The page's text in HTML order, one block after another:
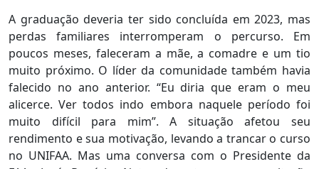
A graduação deveria ter sido concluída em 2023, mas
perdas familiares interromperam o percurso. Em
poucos meses, faleceram a mãe, a comadre e um tio
muito próximo. O líder da comunidade também havia
falecido no ano anterior. “Eu diria que eram o meu
alicerce. Ver todos indo embora naquele período foi
muito difícil para mim”. A situação afetou seu
rendimento e sua motivação, levando a trancar o curso
no UNIFAA. Mas uma conversa com o Presidente da